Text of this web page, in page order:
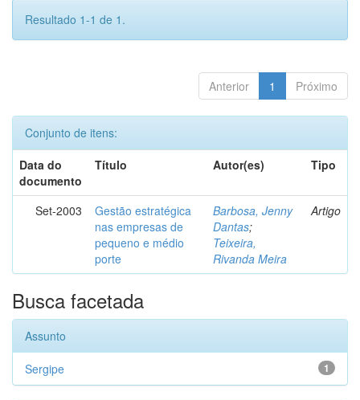
Resultado 1-1 de 1.
Anterior 1 Próximo
Conjunto de itens:
Data do
documento
Título Autor(es) Tipo
Set-2003
Gestão estratégica
nas empresas de
pequeno e médio
porte
Barbosa, Jenny
Dantas;
Teixeira,
Rivanda Meira
Artigo
Busca facetada
Assunto
1
Sergipe